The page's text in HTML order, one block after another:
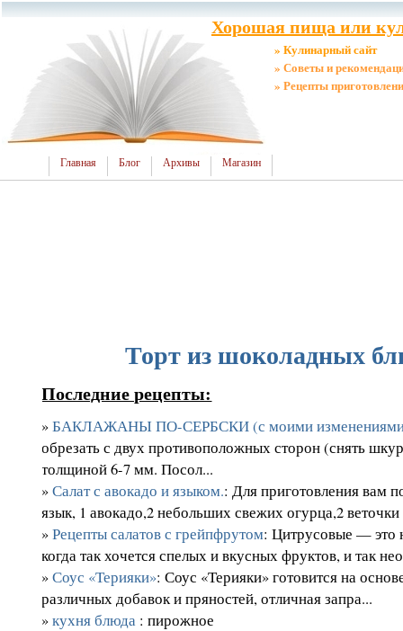
Хорошая пища или
» Кулинарный сайт
» Советы и
» Рецепты
Главная Блог Архивы Магазин
Торт из шоколадных
Последние рецепты:
»БАКЛАЖАНЫ ПО-СЕРБСКИ (с моими
обрезать с двух противоположных сторон (снять
толщиной 6-7 мм. Посол...
»Салат с авокадо и языком.: Для приготовления вам
язык, 1 авокадо,2 небольших свежих огурца,2 веточки
»Рецепты салатов с грейпфрутом: Цитрусовые — это
когда так хочется спелых и вкусных фруктов, и так
»Соус «Терияки»: Соус «Терияки» готовится на
различных добавок и пряностей, отличная запра...
»кухня блюда : пирожное